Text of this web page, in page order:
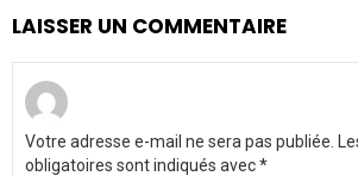
LAISSER UN COMMENTAIRE
Votre adresse e-mail ne sera pas publiée.
obligatoires sont indiqués avec*